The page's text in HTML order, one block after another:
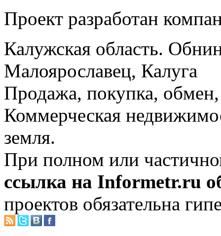
Проект разработан
Калужская область.
Малоярославец, Калуга
Продажа, покупка, обмен,
Коммерческая
земля.
При полном или
ссылка на Informetr.ru
проектов обязательна